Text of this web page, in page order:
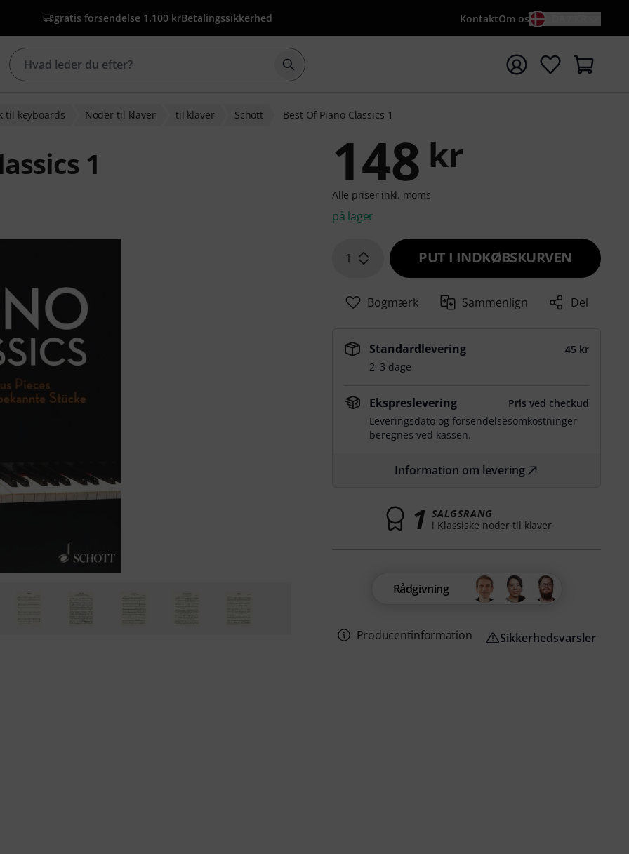
gratis forsendelse 1.100 krBetalingssikkerhed KontaktOm os
Start søgning med søgeord {searchTerm}
til keyboards Noder til klaver til klaver Schott Best Of Piano Classics 1
1 148 kr
Alle priser inkl. moms
på lager
1 PUT I INDKØBSKURVEN
Bogmærk Sammenlign Del
Standardlevering
45 kr
2–3 dage
Ekspreslevering
Pris ved checkud
Leveringsdato og forsendelsesomkostninger
beregnes ved kassen.
Information om levering
1 SALGSRANG
i Klassiske noder til klaver
Rådgivning
Producentinformation Sikkerhedsvarsler